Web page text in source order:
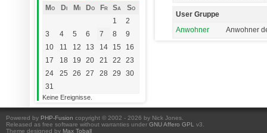
Mo
Di Mi Do Fr Sa
So
1
2
3
4 5 6 7 8
9
10
11 12 13 14 15
16
17
18 19 20 21 22
23
24
25 26 27 28 29
30
31
Keine Ereignisse.
User Gruppe
Anwohner
Anwohner
Powered by PHP-Fusion copyright © 2002 - 2026 by Nick Jones.
Released as free software without warranties under GNU Affero GPL v3.
Theme designed by Max Toball